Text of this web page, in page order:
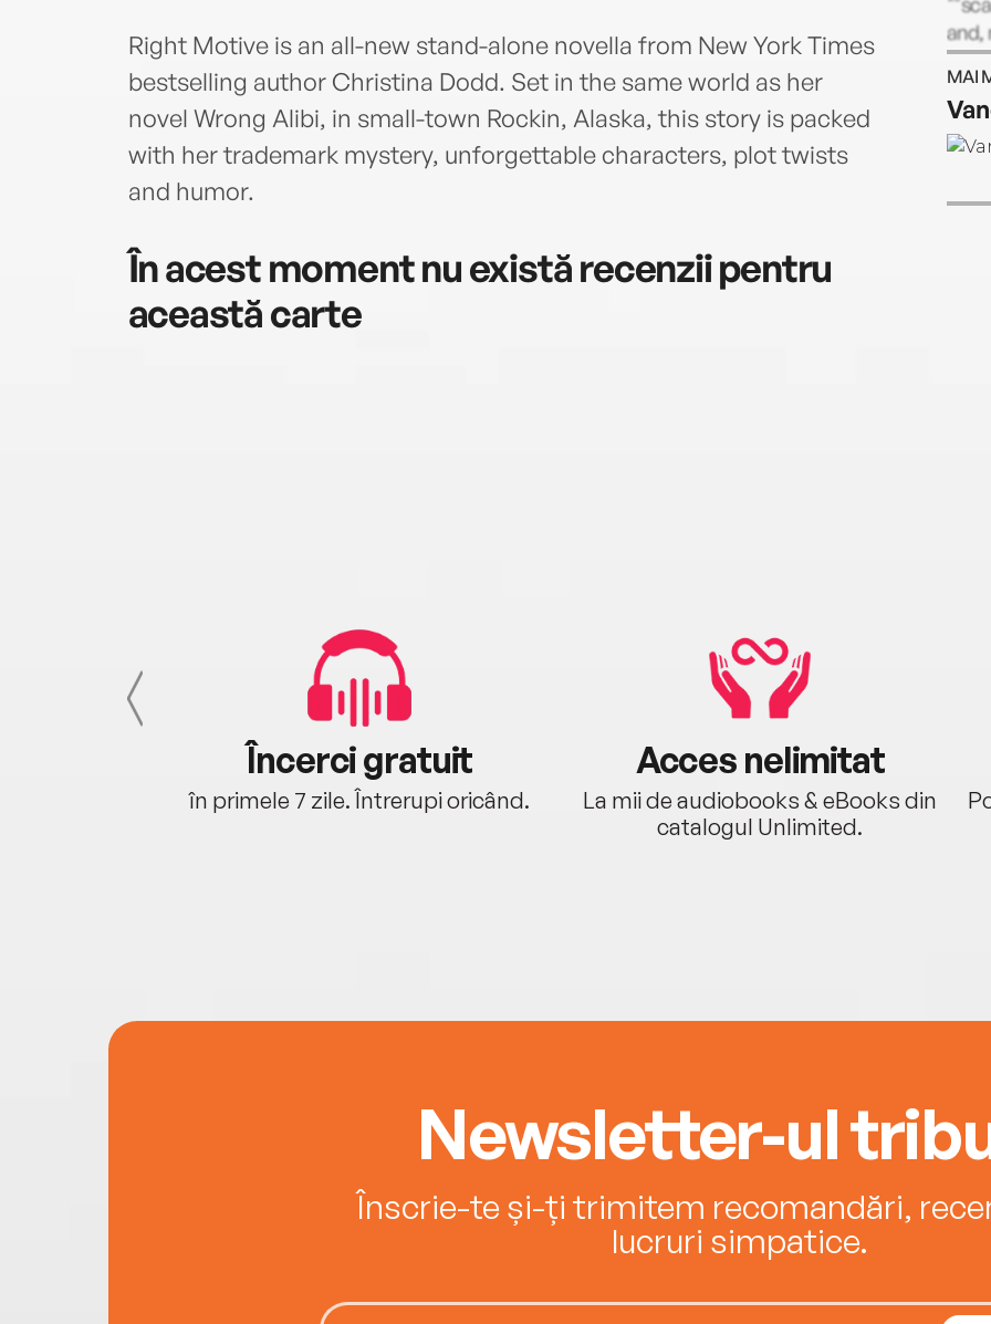
Right Motive is an all-new stand-alone novella from New York Times
bestselling author Christina Dodd. Set in the same world as her
novel Wrong Alibi, in small-town Rockin, Alaska, this story is packed
with her trademark mystery, unforgettable characters, plot twists
and humor.
În acest moment nu există recenzii pentru
această carte
and,
MAI
Încerci gratuit
în primele 7 zile. Întrerupi oricând.
Acces nelimitat
La mii de audiobooks & eBooks din
catalogul Unlimited.
Newsletter-ul
Înscrie-te și-ți trimitem recomandări,
lucruri simpatice.